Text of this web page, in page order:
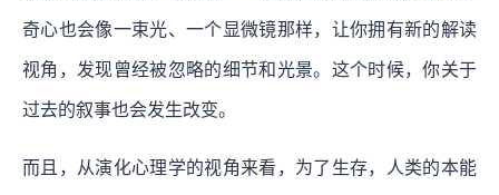
奇心也会像一束光、一个显微镜那样，让你拥有新的解读
视角，发现曾经被忽略的细节和光景。这个时候，你关于
过去的叙事也会发生改变。
而且，从演化心理学的视角来看，为了生存，人类的本能